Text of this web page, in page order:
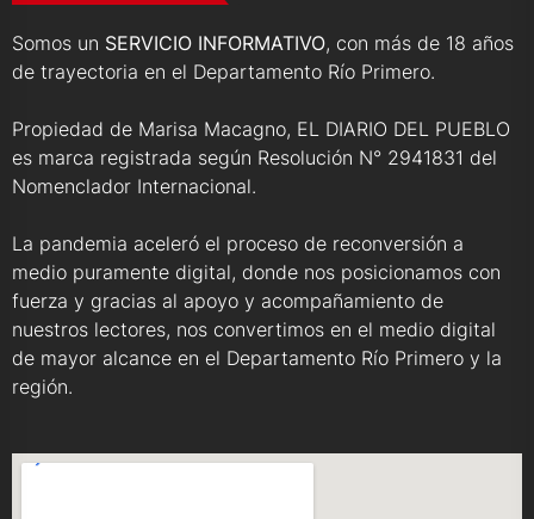
Somos un SERVICIO INFORMATIVO, con más de 18 años
de trayectoria en el Departamento Río Primero.
Propiedad de Marisa Macagno, EL DIARIO DEL PUEBLO
es marca registrada según Resolución N° 2941831 del
Nomenclador Internacional.
La pandemia aceleró el proceso de reconversión a
medio puramente digital, donde nos posicionamos con
fuerza y gracias al apoyo y acompañamiento de
nuestros lectores, nos convertimos en el medio digital
de mayor alcance en el Departamento Río Primero y la
región.